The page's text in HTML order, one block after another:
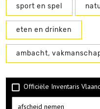
sport en spel
eten en drinken
ambacht,
Officiële Inventaris